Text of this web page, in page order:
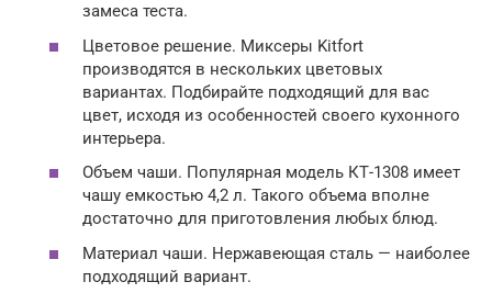
замеса теста.
Цветовое решение. Миксеры Kitfort
производятся в нескольких цветовых
вариантах. Подбирайте подходящий для вас
цвет, исходя из особенностей своего кухонного
интерьера.
Объем чаши. Популярная модель КТ-1308 имеет
чашу емкостью 4,2 л. Такого объема вполне
достаточно для приготовления любых блюд.
Материал чаши. Нержавеющая сталь — наиболее
подходящий вариант.